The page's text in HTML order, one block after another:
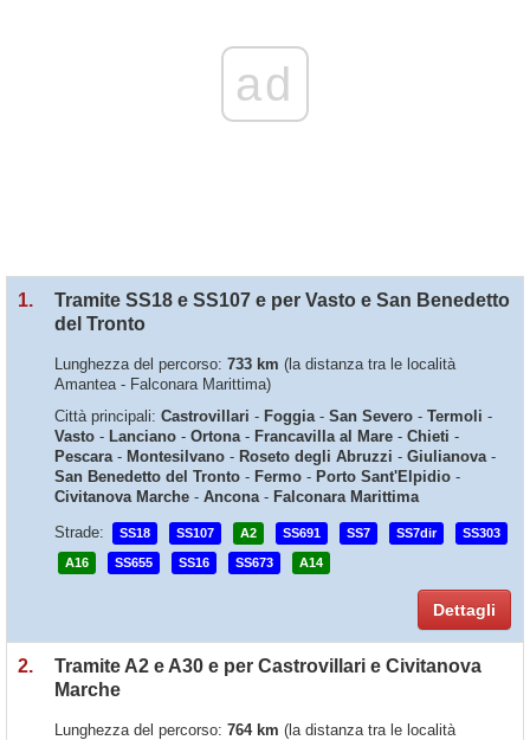
ad
1.
Tramite SS18 e SS107 e per Vasto e San Benedetto
del Tronto
Lunghezza del percorso: 733 km (la distanza tra le località
Amantea - Falconara Marittima)
Città principali: Castrovillari - Foggia- San Severo - Termoli -
Vasto - Lanciano - Ortona- Francavilla al Mare - Chieti -
Pescara- Montesilvano - Roseto degli Abruzzi - Giulianova-
San Benedetto del Tronto - Fermo - Porto Sant'Elpidio -
Civitanova Marche - Ancona- Falconara Marittima
Strade:
SS18 SS107 A2 SS691 SS7 SS7dir SS303
A16 SS655 SS16 SS673 A14
Dettagli
2.
Tramite A2 e A30 e per Castrovillari e Civitanova
Marche
Lunghezza del percorso: 764 km (la distanza tra le località